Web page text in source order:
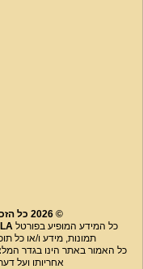
© 2026 כל הזכויות שמורות לפורטל בא לי וילה
כל המידע המופיע בפורטל
תמונות, מידע ו/או כל
כל האמור באתר הינו בגדר
אחריותו ועל